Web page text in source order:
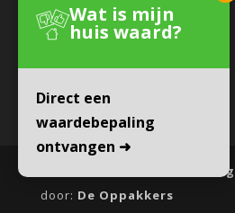
Zandberg
Online
door: De Oppakkers
Wat is mijn
huis waard?
Direct een
waardebepaling
ontvangen ➜